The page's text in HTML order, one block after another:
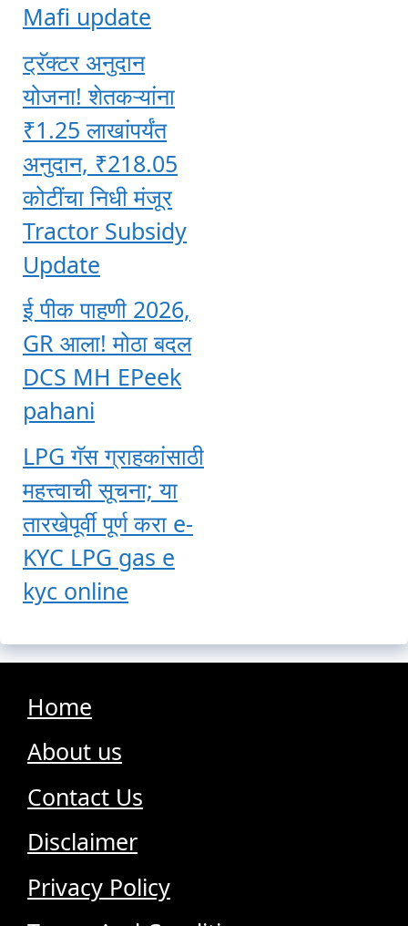
Mafi update
ट्रॅक्टर अनुदान
योजना! शेतकऱ्यांना
₹1.25 लाखांपर्यंत
अनुदान, ₹218.05
कोटींचा निधी मंजूर
Tractor Subsidy
Update
ई पीक पाहणी 2026,
GR आला! मोठा बदल
DCS MH EPeek
pahani
LPG गॅस ग्राहकांसाठी
महत्त्वाची सूचना; या
तारखेपूर्वी पूर्ण करा e-
KYC LPG gas e
kyc online
Home
About us
Contact Us
Disclaimer
Privacy Policy